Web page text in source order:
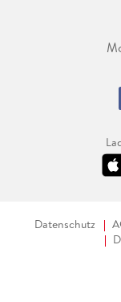
Datenschutz